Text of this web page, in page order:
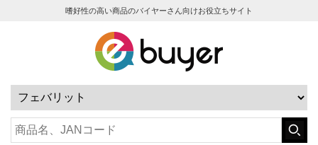
嗜好性の高い商品のバイヤーさん向けお役立ちサイト